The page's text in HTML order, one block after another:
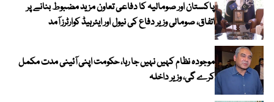
پاکستان اور صومالیہ کا دفاعی تعاون مزید مضبوط بنانے پر
اتفاق، صومالی وزیر دفاع کی نیول اور ایئرہیڈ کوارٹرز آمد
موجودہ نظام کہیں نہیں جا رہا، حکومت اپنی آئینی مدت مکمل
کرے گی، وزیر داخلہ